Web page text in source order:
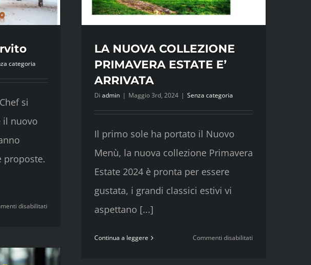
categoria
si
il nuovo
proposte.
disabilitati
è
LA NUOVA COLLEZIONE
PRIMAVERA ESTATE E’
ARRIVATA
Di admin | Maggio 3rd, 2024 | Senza categoria
Il primo sole ha portato il Nuovo
Menù, la nuova collezione Primavera
Estate 2024 è pronta per essere
gustata, i grandi classici estivi vi
aspettano [...]
Continua a leggere Commenti disabilitati